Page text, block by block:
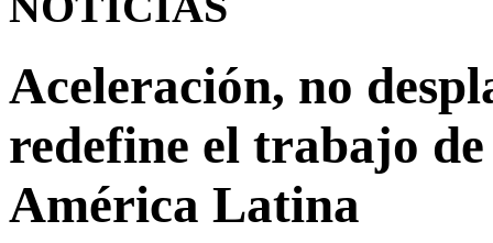
Aceleración, no
redefine el trabajo
América Latina